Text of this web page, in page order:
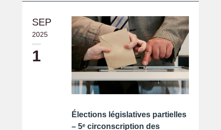
SEP
2025
1
Élections législatives partielles
– 5ᵉ circonscription des